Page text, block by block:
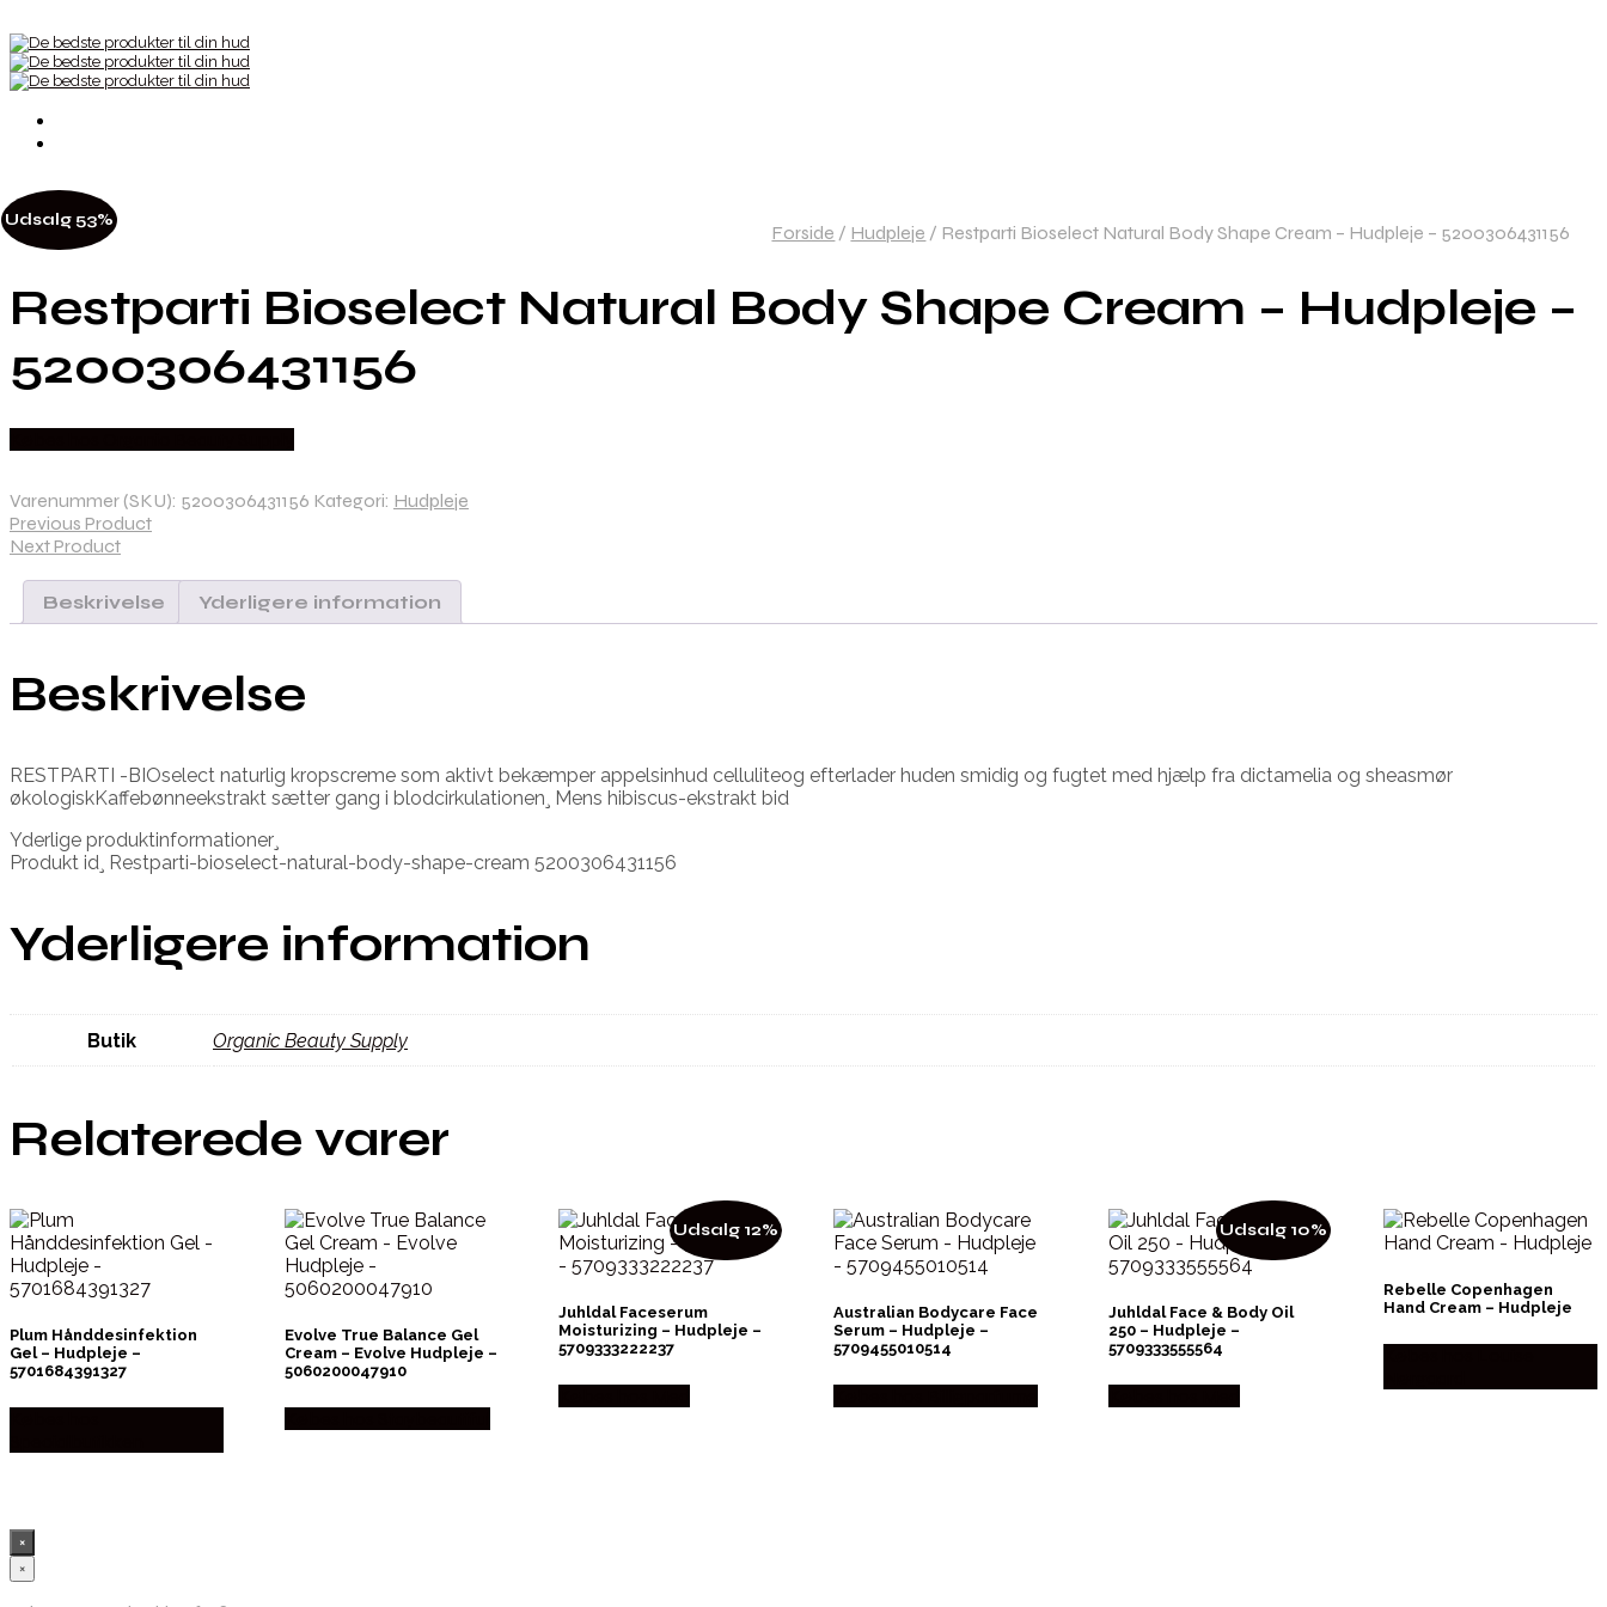
Udsalg 53%
Forside / Hudpleje / Restparti Bioselect Natural Body Shape Cream – Hudpleje – 5200306431156
Restparti Bioselect Natural Body Shape Cream – Hudpleje –
5200306431156
Varenummer (SKU): 5200306431156 Kategori: Hudpleje
Previous Product
Next Product
Beskrivelse Yderligere information
Beskrivelse
RESTPARTI -BIOselect naturlig kropscreme som aktivt bekæmper appelsinhud celluliteog efterlader huden smidig og fugtet med hjælp fra dictamelia og sheasmør
økologiskKaffebønneekstrakt sætter gang i blodcirkulationen¸ Mens hibiscus-ekstrakt bid
Yderlige produktinformationer¸
Produkt id¸ Restparti-bioselect-natural-body-shape-cream 5200306431156
Yderligere information
Butik Organic Beauty Supply
Relaterede varer
Plum Hånddesinfektion
Gel – Hudpleje –
5701684391327
Evolve True Balance Gel
Cream – Evolve Hudpleje –
5060200047910
Udsalg 12%
Juhldal Faceserum
Moisturizing – Hudpleje –
5709333222237
Australian Bodycare Face
Serum – Hudpleje –
5709455010514
Udsalg 10%
Juhldal Face & Body Oil
250 – Hudpleje –
5709333555564
Rebelle Copenhagen
Hand Cream – Hudpleje
×
×